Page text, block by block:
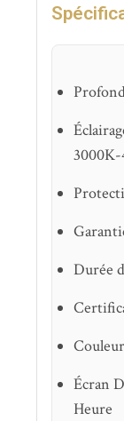
Durée
Écran
Heure